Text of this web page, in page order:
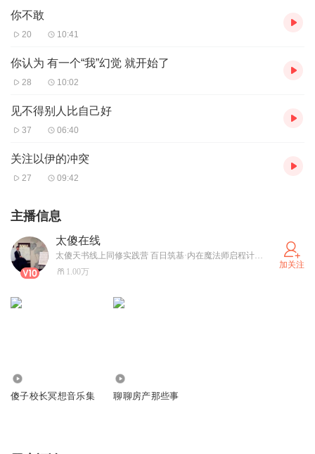
你不敢
20 10:41
你认为 有一个“我”幻觉 就开始了
28 10:02
见不得别人比自己好
37 06:40
关注以伊的冲突
27 09:42
主播信息
太傻在线
太傻天书线上同修实践营 百日筑基·内在魔法师启程计划 开始招募 内在状态：处于“灵性觉醒前夜”的“探询者”。他们已不满足于物质成功或常规心理学，开始追问生命本质，可能在经历“灵魂暗夜”（情感、事业、健康危机），感到孤独，渴望找到同类和确切的路径。 · 核心需求：“知道却做不到”。他们可能读过很多书（包括《太傻天书》），但无法将知识转化为稳定的内在体验和生命改变，急需一个“有地图的向导”和“同行的队伍”。 内容核心 围绕 一书一坐 全面展开… 太傻世界 魔法学校 欢迎回归……
1.00万
加关注
傻子校长冥想音乐集 聊聊房产那些事